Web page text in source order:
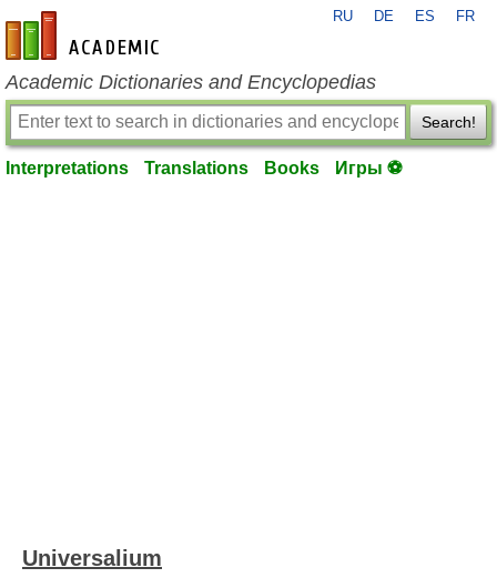
en-academic.com
RU DE ES FR
Academic Dictionaries and Encyclopedias
Search!
Interpretations Translations Books Игры ⚽
Universalium